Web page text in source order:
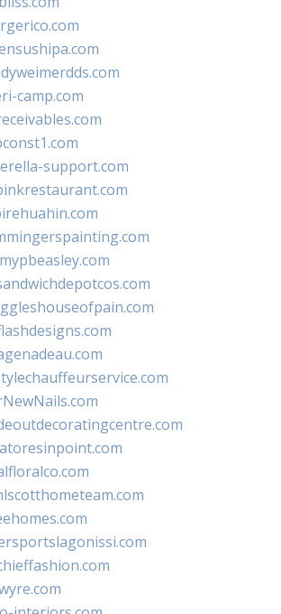
camp.com
support.com